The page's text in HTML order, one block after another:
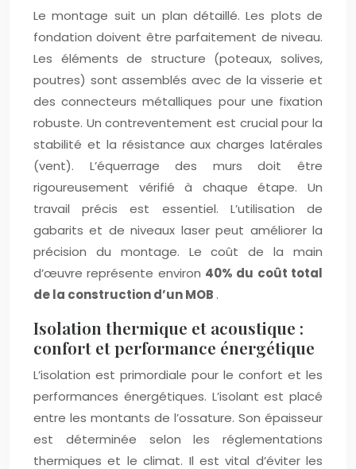
Le montage suit un plan détaillé. Les plots de
fondation doivent être parfaitement de niveau.
Les éléments de structure (poteaux, solives,
poutres) sont assemblés avec de la visserie et
des connecteurs métalliques pour une fixation
robuste. Un contreventement est crucial pour la
stabilité et la résistance aux charges latérales
(vent). L’équerrage des murs doit être
rigoureusement vérifié à chaque étape. Un
travail précis est essentiel. L’utilisation de
gabarits et de niveaux laser peut améliorer la
précision du montage. Le coût de la main
d’œuvre représente environ 40% du coût total
de la construction d’un MOB .
Isolation thermique et acoustique :
confort et performance énergétique
L’isolation est primordiale pour le confort et les
performances énergétiques. L’isolant est placé
entre les montants de l’ossature. Son épaisseur
est déterminée selon les réglementations
thermiques et le climat. Il est vital d’éviter les